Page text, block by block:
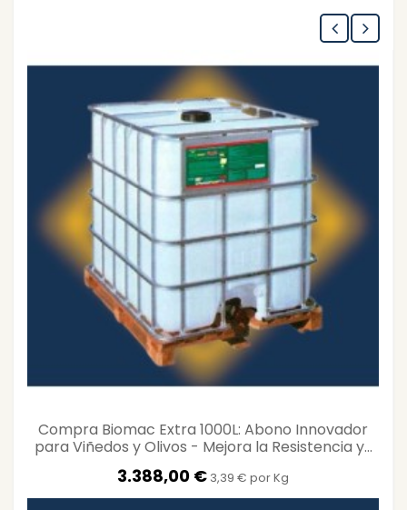
Compra Biomac Extra 1000L: Abono Innovador
para Viñedos y Olivos - Mejora la Resistencia y...
3.388,00 € 3,39 € por Kg